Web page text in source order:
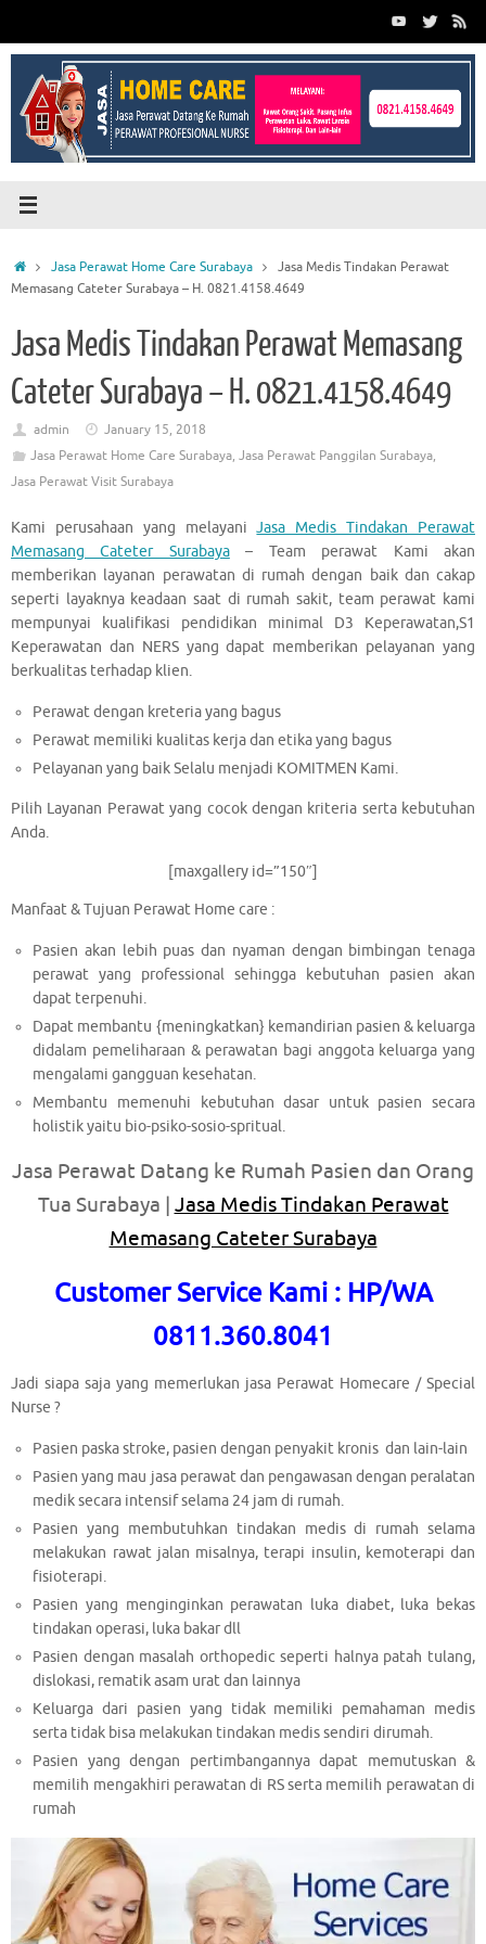
content
HomeJasa Perawat Home Care Surabaya
Jasa Medis Tindakan Perawat
Memasang Cateter Surabaya – H. 0821.4158.4649
Jasa Medis Tindakan Perawat Memasang
Cateter Surabaya – H. 0821.4158.4649
admin
January 15, 2018
Jasa Perawat Home Care Surabaya, Jasa Perawat Panggilan Surabaya,
Jasa Perawat Visit Surabaya
Kami perusahaan yang melayaniJasa Medis Tindakan Perawat
Memasang Cateter Surabaya– Team perawat Kami akan
memberikan layanan perawatan di rumah dengan baik dan cakap
seperti layaknya keadaan saat di rumah sakit, team perawat kami
mempunyai kualifikasi pendidikan minimal D3 Keperawatan,S1
Keperawatan dan NERS yang dapat memberikan pelayanan yang
berkualitas terhadap klien.
Perawat dengan kreteria yang bagus
Perawat memiliki kualitas kerja dan etika yang bagus
Pelayanan yang baik Selalu menjadi KOMITMEN Kami.
Pilih Layanan Perawat yang cocok dengan kriteria serta kebutuhan
Anda.
[maxgallery id=”150″]
Manfaat & Tujuan Perawat Home care :
Pasien akan lebih puas dan nyaman dengan bimbingan tenaga
perawat yang professional sehingga kebutuhan pasien akan
dapat terpenuhi.
Dapat membantu {meningkatkan} kemandirian pasien & keluarga
didalam pemeliharaan & perawatan bagi anggota keluarga yang
mengalami gangguan kesehatan.
Membantu memenuhi kebutuhan dasar untuk pasien secara
holistik yaitu bio-psiko-sosio-spritual.
Jasa Perawat Datang ke Rumah Pasien dan Orang
Tua Surabaya | Jasa Medis Tindakan Perawat
Memasang Cateter Surabaya
Customer Service Kami : HP/WA
0811.360.8041
Jadi siapa saja yang memerlukan jasa Perawat Homecare / Special
Nurse ?
Pasien paska stroke, pasien dengan penyakit kronis dan lain-lain
Pasien yang mau jasa perawat dan pengawasan dengan peralatan
medik secara intensif selama 24 jam di rumah.
Pasien yang membutuhkan tindakan medis di rumah selama
melakukan rawat jalan misalnya, terapi insulin, kemoterapi dan
fisioterapi.
Pasien yang menginginkan perawatan luka diabet, luka bekas
tindakan operasi, luka bakar dll
Pasien dengan masalah orthopedic seperti halnya patah tulang,
dislokasi, rematik asam urat dan lainnya
Keluarga dari pasien yang tidak memiliki pemahaman medis
serta tidak bisa melakukan tindakan medis sendiri dirumah.
Pasien yang dengan pertimbangannya dapat memutuskan &
memilih mengakhiri perawatan di RS serta memilih perawatan di
rumah